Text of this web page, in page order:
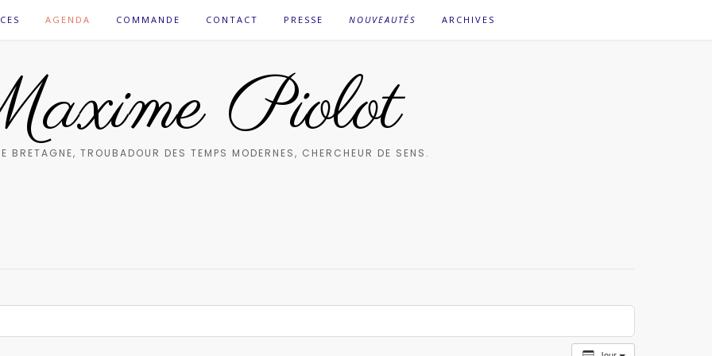
AGENDA COMMANDE CONTACT PRESSE NOUVEAUTÉS ARCHIVES
Piolot
BRETAGNE, TROUBADOUR DES TEMPS MODERNES, CHERCHEUR DE SENS.